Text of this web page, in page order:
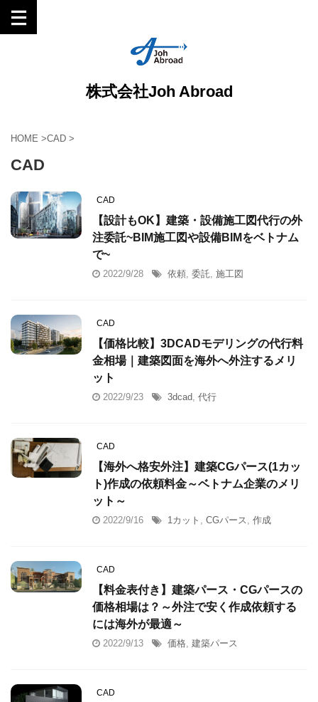
株式会社Joh Abroad
HOME >CAD >
CAD
CAD
【設計もOK】建築・設備施工図代行の外
注委託~BIM施工図や設備BIMをベトナム
で~
2022/9/28 依頼 委託 施工図
CAD
【価格比較】3DCADモデリングの代行料
金相場｜建築図面を海外へ外注するメリ
ット
2022/9/23 3dcad 代行
CAD
【海外へ格安外注】建築CGパース(1カッ
ト)作成の依頼料金～ベトナム企業のメリ
ット～
2022/9/16 1カット CGパース 作成
CAD
【料金表付き】建築パース・CGパースの
価格相場は？～外注で安く作成依頼する
には海外が最適～
2022/9/13 価格 建築パース
CAD